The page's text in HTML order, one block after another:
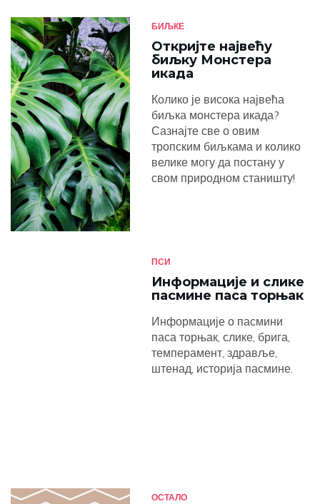
БИЉКЕ
Откријте највећу
биљку Монстера
икада
Колико је висока највећа
биљка монстера икада?
Сазнајте све о овим
тропским биљкама и колико
велике могу да постану у
свом природном станишту!
ПСИ
Информације и слике
пасмине паса торњак
Информације о пасмини
паса торњак, слике, брига,
темперамент, здравље,
штенад, историја пасмине.
ОСТАЛО